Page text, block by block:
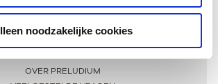
noodzakelijke cookies
Meer informatie
OVER PRELUDIUM